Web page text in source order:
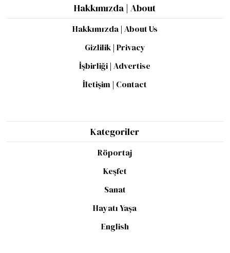
Hakkımızda | About
Hakkımızda | About Us
Gizlilik | Privacy
İşbirliği | Advertise
İletişim | Contact
Kategoriler
Röportaj
Keşfet
Sanat
Hayatı Yaşa
English